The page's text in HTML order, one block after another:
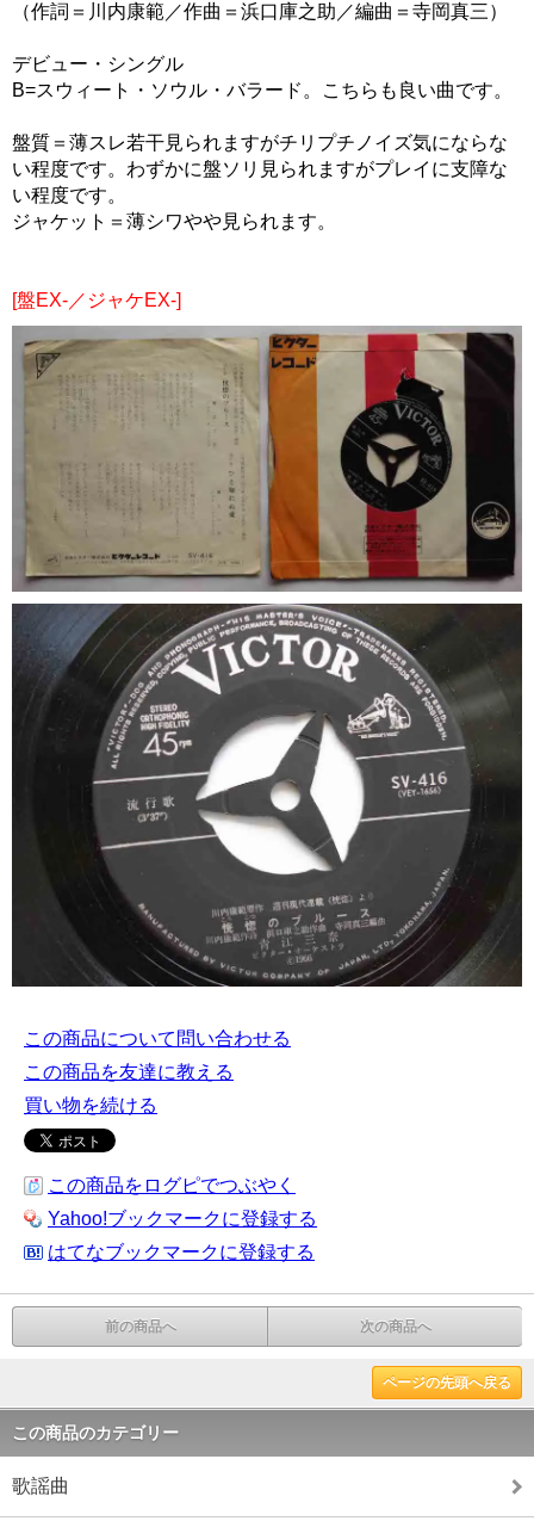
（作詞＝川内康範／作曲＝浜口庫之助／編曲＝寺岡真三）
デビュー・シングル
B=スウィート・ソウル・バラード。こちらも良い曲です。
盤質＝薄スレ若干見られますがチリプチノイズ気にならな
い程度です。わずかに盤ソリ見られますがプレイに支障な
い程度です。
ジャケット＝薄シワやや見られます。
[盤EX-／ジャケEX-]
この商品について問い合わせる
この商品を友達に教える
買い物を続ける
この商品をログピでつぶやく
Yahoo!ブックマークに登録する
はてなブックマークに登録する
前の商品へ 次の商品へ
ページの先頭へ戻る
この商品のカテゴリー
歌謡曲